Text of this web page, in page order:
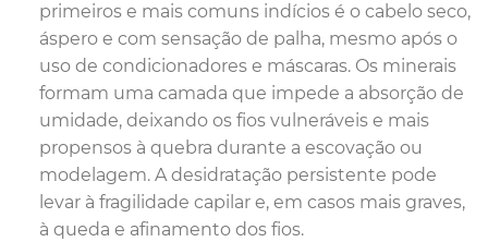
primeiros e mais comuns indícios é o cabelo seco,
áspero e com sensação de palha, mesmo após o
uso de condicionadores e máscaras. Os minerais
formam uma camada que impede a absorção de
umidade, deixando os fios vulneráveis e mais
propensos à quebra durante a escovação ou
modelagem. A desidratação persistente pode
levar à fragilidade capilar e, em casos mais graves,
à queda e afinamento dos fios.